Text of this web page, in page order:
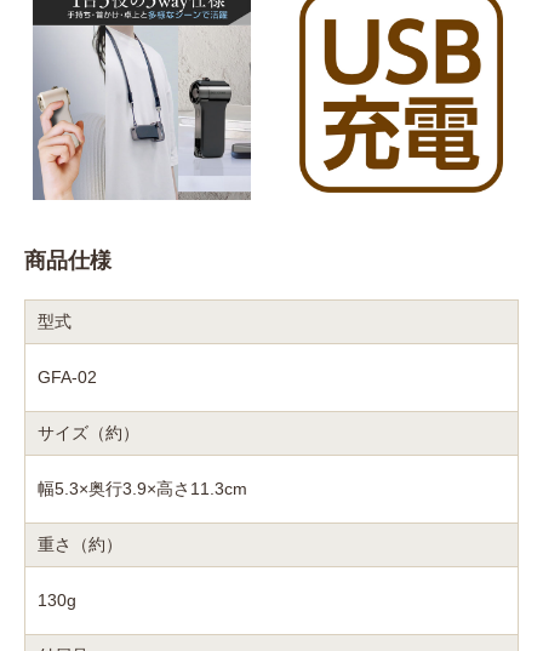
商品仕様
型式
GFA-02
サイズ（約）
幅5.3×奥行3.9×高さ11.3cm
重さ（約）
130g